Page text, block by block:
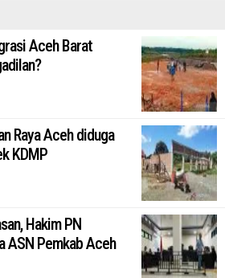
Aceh Barat
Raya Aceh diduga
KDMP
Hakim PN
ASN Pemkab Aceh